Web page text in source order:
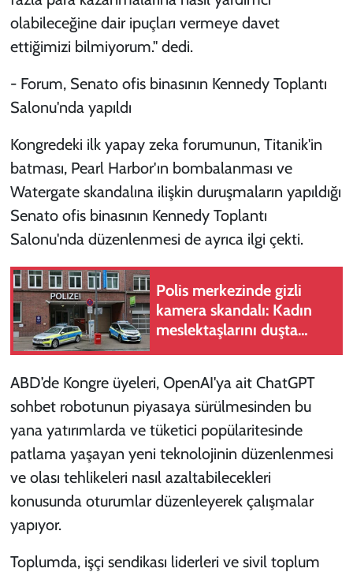
olabileceğine dair ipuçları vermeye davet
ettiğimizi bilmiyorum." dedi.
- Forum, Senato ofis binasının Kennedy Toplantı
Salonu'nda yapıldı
Kongredeki ilk yapay zeka forumunun, Titanik'in
batması, Pearl Harbor'ın bombalanması ve
Watergate skandalına ilişkin duruşmaların yapıldığı
Senato ofis binasının Kennedy Toplantı
Salonu'nda düzenlenmesi de ayrıca ilgi çekti.
Polis merkezinde gizli
kamera skandalı: Kadın
meslektaşlarını duşta
ABD’de Kongre üyeleri, OpenAI'ya ait ChatGPT
sohbet robotunun piyasaya sürülmesinden bu
yana yatırımlarda ve tüketici popülaritesinde
patlama yaşayan yeni teknolojinin düzenlenmesi
ve olası tehlikeleri nasıl azaltabilecekleri
konusunda oturumlar düzenleyerek çalışmalar
yapıyor.
Toplumda, işçi sendikası liderleri ve sivil toplum